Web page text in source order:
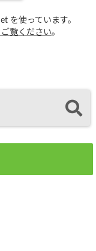
を使っています。
覧ください。